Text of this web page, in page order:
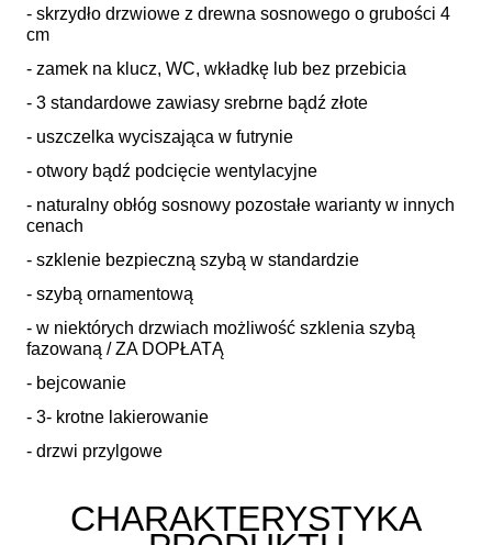
- skrzydło drzwiowe z drewna sosnowego o grubości 4
cm
- zamek na klucz, WC, wkładkę lub bez przebicia
- 3 standardowe zawiasy srebrne bądź złote
- uszczelka wyciszająca w futrynie
- otwory bądź podcięcie wentylacyjne
- naturalny obłóg sosnowy pozostałe warianty w innych
cenach
- szklenie bezpieczną szybą w standardzie
- szybą ornamentową
- w niektórych drzwiach możliwość szklenia szybą
fazowaną / ZA DOPŁATĄ
- bejcowanie
- 3- krotne lakierowanie
- drzwi przylgowe
CHARAKTERYSTYKA